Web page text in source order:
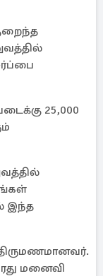
25,000
இந்த
மனைவி